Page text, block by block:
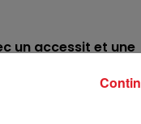
un accessit et une
de lui-même à